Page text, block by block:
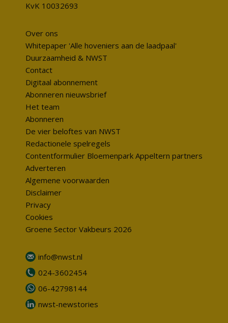
KvK 10032693
Over ons
Whitepaper 'Alle hoveniers aan de laadpaal'
Duurzaamheid & NWST
Contact
Digitaal abonnement
Abonneren nieuwsbrief
Het team
Abonneren
De vier beloftes van NWST
Redactionele spelregels
Contentformulier Bloemenpark Appeltern partners
Adverteren
Algemene voorwaarden
Disclaimer
Privacy
Cookies
Groene Sector Vakbeurs 2026
info@nwst.nl
024-3602454
06-42798144
nwst-newstories